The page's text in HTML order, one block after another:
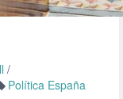
/
Política España